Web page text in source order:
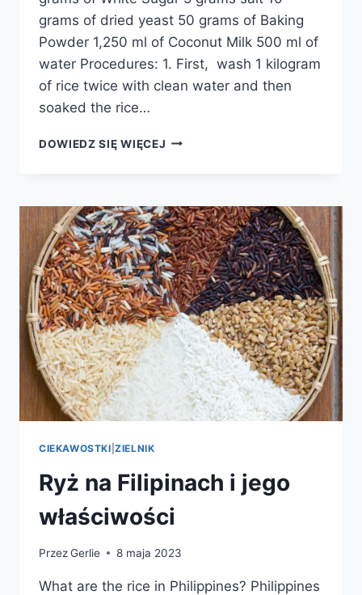
grams of dried yeast 50 grams of Baking
Powder 1,250 ml of Coconut Milk 500 ml of
water Procedures: 1. First, wash 1 kilogram
of rice twice with clean water and then
soaked the rice…
DOWIEDZ SIĘ WIĘCEJ FILIPIŃSKIE
CIEKAWOSTKI |ZIELNIK
Ryż na Filipinach i jego
właściwości
PrzezGerlie 8 maja 2023
What are the rice in Philippines? Philippines